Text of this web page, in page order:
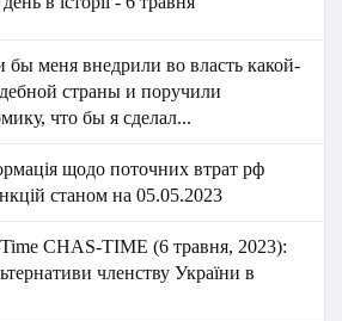
бы меня внедрили во власть какой-
страны и поручили
что бы я сделал...
щодо поточних втрат рф
станом на 05.05.2023
CHAS-TIME (6 травня, 2023):
членству України в